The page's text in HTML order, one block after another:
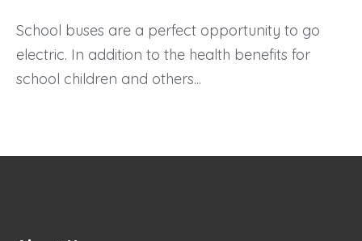
School buses are a perfect opportunity to go
electric. In addition to the health benefits for
school children and others...